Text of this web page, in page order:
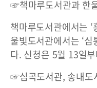
☞책마루도서관과 한
책마루도서관에서는
울빛도서관에서는 ‘
다. 신청은 5월 13일
☞심곡도서관, 송내도